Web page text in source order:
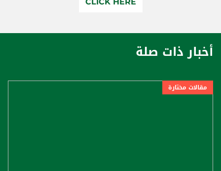
أخبار ذات صلة
مقالات مختارة